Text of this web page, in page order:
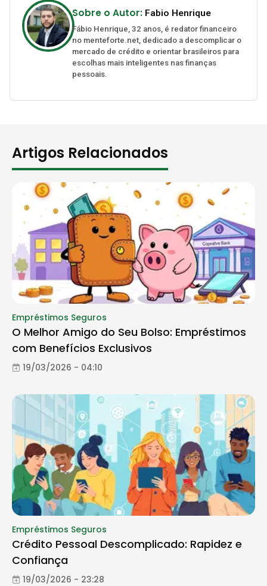
Sobre o Autor: Fabio Henrique
Fábio Henrique, 32 anos, é redator financeiro
no menteforte.net, dedicado a descomplicar o
mercado de crédito e orientar brasileiros para
escolhas mais inteligentes nas finanças
pessoais.
Artigos Relacionados
Empréstimos Seguros
O Melhor Amigo do Seu Bolso: Empréstimos
com Benefícios Exclusivos
19/03/2026 - 04:10
Empréstimos Seguros
Crédito Pessoal Descomplicado: Rapidez e
Confiança
19/03/2026 - 23:28